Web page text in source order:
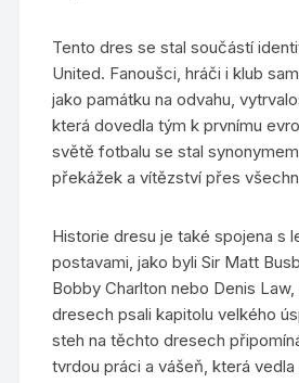
Tento dres se stal součástí
United. Fanoušci, hráči i klub
jako památku na odvahu,
která dovedla tým k prvnímu
světě fotbalu se stal
překážek a vítězství přes
Historie dresu je také spojena s
postavami, jako byli Sir Matt
Bobby Charlton nebo Denis
dresech psali kapitolu velkého
steh na těchto dresech
tvrdou práci a vášeň, která